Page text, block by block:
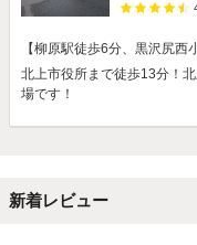
【柳原駅徒歩6分、黒沢尻西
北上市役所まで徒歩13分！
場です！
新着レビュー